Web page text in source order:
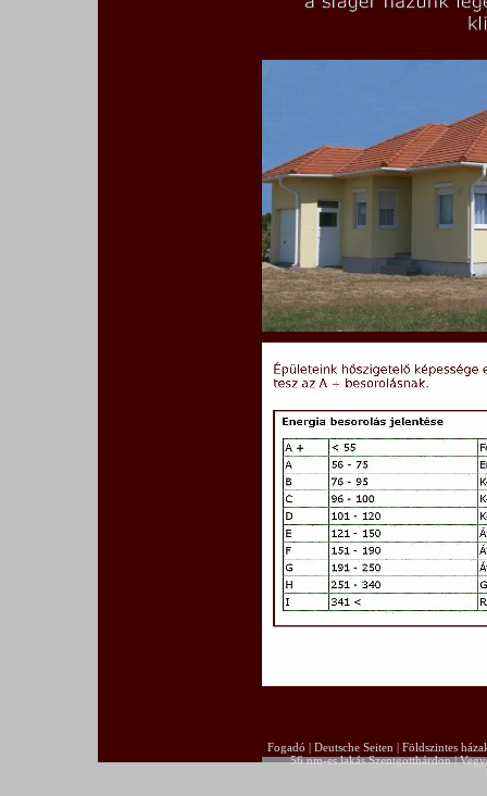
Fogadó | Deutsche Seiten | Földszintes
56 nm-es lakás Szentgotthárdon|